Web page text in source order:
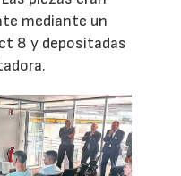
mediante un
8 y depositadas